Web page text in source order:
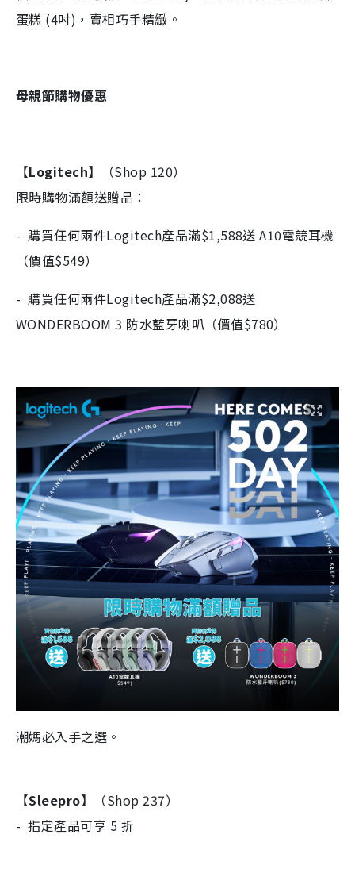
蛋糕 (4吋)，賣相巧手精緻。
母親節購物優惠
【Logitech】（Shop 120）
限時購物滿額送贈品：
- 購買任何兩件Logitech產品滿$1,588送 A10電競耳機
（價值$549）
- 購買任何兩件Logitech產品滿$2,088送
WONDERBOOM 3 防水藍牙喇叭（價值$780）
潮媽必入手之選。
【Sleepro】（Shop 237）​
- 指定產品可享 5 折​